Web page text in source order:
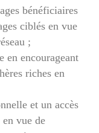
bénéficiaires
ciblés en vue
;
encourageant
riches en
et un accès
vue de